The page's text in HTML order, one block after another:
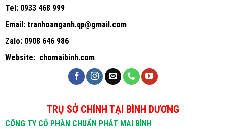
Tel:0933 468 999
Email:tranhoanganh.qp@gmail.com
Zalo:0908 646 986
Website: chomaibinh.com
TRỤ SỞ CHÍNH TẠI BÌNH DƯƠNG
CÔNG TY CỔ PHẦN CHUẨN PHÁT MAI BÌNH